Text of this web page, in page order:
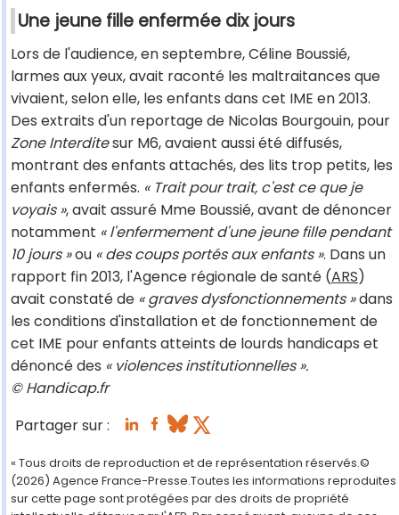
Une jeune fille enfermée dix jours
Lors de l'audience, en septembre, Céline Boussié,
larmes aux yeux, avait raconté les maltraitances que
vivaient, selon elle, les enfants dans cet IME en 2013.
Des extraits d'un reportage de Nicolas Bourgouin, pour
Zone Interditesur M6, avaient aussi été diffusés,
montrant des enfants attachés, des lits trop petits, les
enfants enfermés. « Trait pour trait, c'est ce que je
voyais », avait assuré Mme Boussié, avant de dénoncer
notamment « l'enfermement d'une jeune fille pendant
10 jours »ou « des coups portés aux enfants ». Dans un
rapport fin 2013, l'Agence régionale de santé (ARS)
avait constaté de « graves dysfonctionnements »dans
les conditions d'installation et de fonctionnement de
cet IME pour enfants atteints de lourds handicaps et
dénoncé des « violences institutionnelles ».
© Handicap.fr
Partager sur :
« Tous droits de reproduction et de représentation réservés.©
(2026) Agence France-Presse.Toutes les informations reproduites
sur cette page sont protégées par des droits de propriété